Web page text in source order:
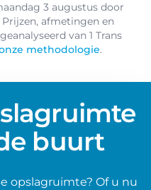
3 augustus door
Prijzen, afmetingen en
van 1 Trans
methodologie.
buurt
opslagruimte? Of u nu